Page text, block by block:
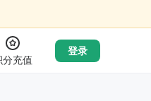
分充值
登录